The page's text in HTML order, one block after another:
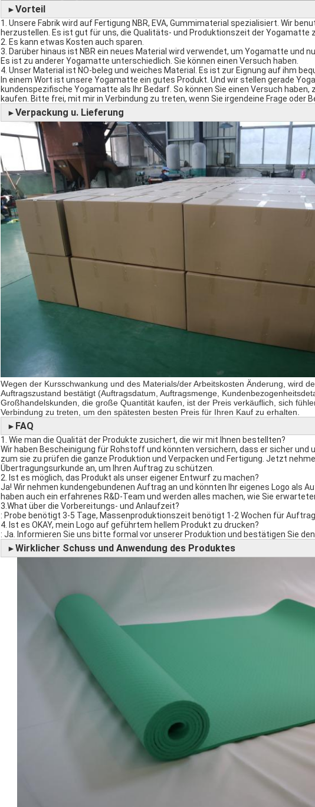
►Vorteil
1. Unsere Fabrik wird auf Fertigung NBR, EVA, Gummimaterial spezialisiert. Wir
herzustellen. Es ist gut für uns, die Qualitäts- und Produktionszeit der Yogamatte
2. Es kann etwas Kosten auch sparen.
3. Darüber hinaus ist NBR ein neues Material wird verwendet, um Yogamatte und
Es ist zu anderer Yogamatte unterschiedlich. Sie können einen Versuch haben.
4. Unser Material ist NO-beleg und weiches Material. Es ist zur Eignung auf ihm
In einem Wort ist unsere Yogamatte ein gutes Produkt. Und wir stellen gerade
kundenspezifische Yogamatte als Ihr Bedarf. So können Sie einen Versuch
kaufen. Bitte frei, mit mir in Verbindung zu treten, wenn Sie irgendeine Frage oder
►Verpackung u. Lieferung
Wegen der Kursschwankung und des Materials/der Arbeitskosten Änderung, wird
Auftragszustand bestätigt (Auftragsdatum, Auftragsmenge,
Großhandelskunden, die große Quantität kaufen, ist der Preis verkäuflich, sich
Verbindung zu treten, um den spätesten besten Preis für Ihren Kauf zu erhalten.
► FAQ
1. Wie man die Qualität der Produkte zusichert, die wir mit Ihnen bestellten?
Wir haben Bescheinigung für Rohstoff und könnten versichern, dass er sicher und
zum sie zu prüfen die ganze Produktion und Verpacken und Fertigung. Jetzt
Übertragungsurkunde an, um Ihren Auftrag zu schützen.
2. Ist es möglich, das Produkt als unser eigener Entwurf zu machen?
Ja! Wir nehmen kundengebundenen Auftrag an und könnten Ihr eigenes Logo als
haben auch ein erfahrenes R&D-Team und werden alles machen, wie Sie
3.What über die Vorbereitungs- und Anlaufzeit?
: Probe benötigt 3-5 Tage, Massenproduktionszeit benötigt 1-2 Wochen für
4. Ist es OKAY, mein Logo auf geführtem hellem Produkt zu drucken?
: Ja. Informieren Sie uns bitte formal vor unserer Produktion und bestätigen Sie
►Wirklicher Schuss und Anwendung des Produktes